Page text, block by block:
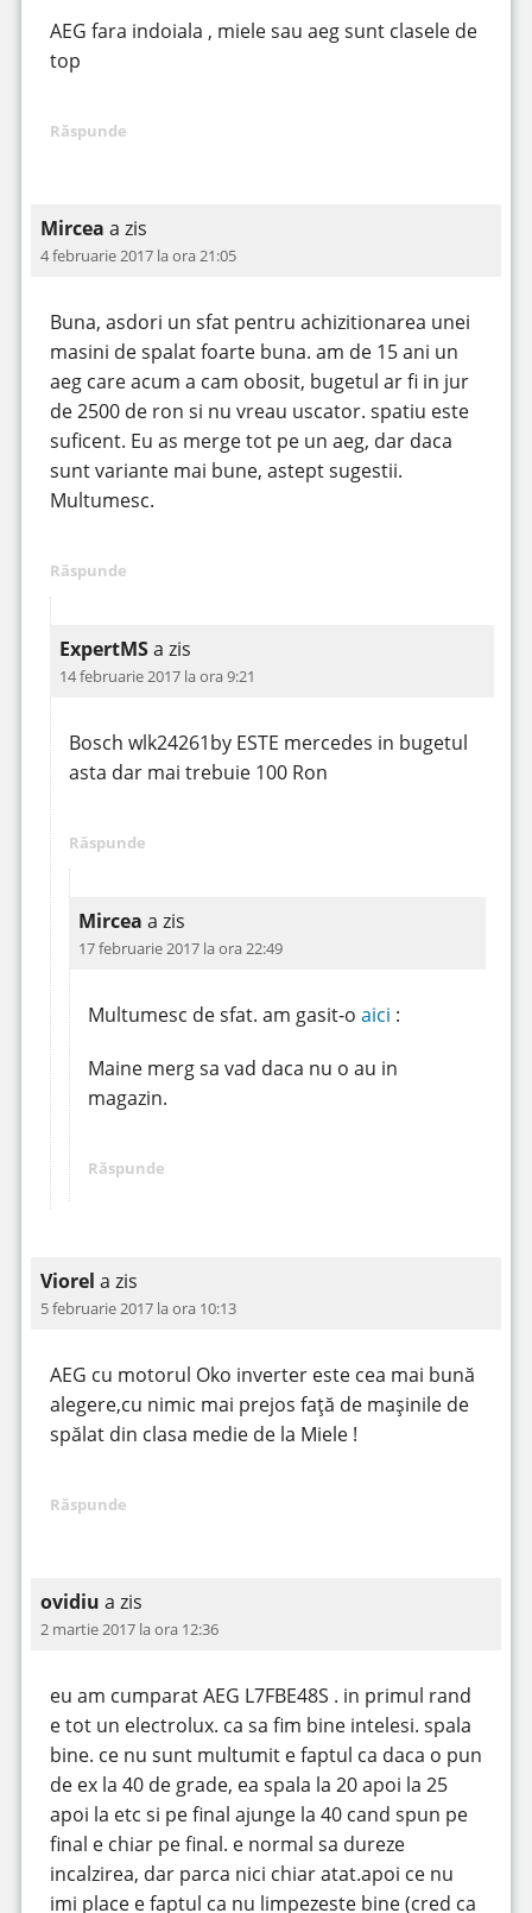
AEG fara indoiala , miele sau aeg sunt clasele de
top
Răspunde
Mircea a zis
4 februarie 2017 la ora 21:05
Buna, asdori un sfat pentru achizitionarea unei
masini de spalat foarte buna. am de 15 ani un
aeg care acum a cam obosit, bugetul ar fi in jur
de 2500 de ron si nu vreau uscator. spatiu este
suficent. Eu as merge tot pe un aeg, dar daca
sunt variante mai bune, astept sugestii.
Multumesc.
Răspunde
ExpertMSa zis
14 februarie 2017 la ora 9:21
Bosch wlk24261by ESTE mercedes in bugetul
asta dar mai trebuie 100 Ron
Răspunde
Mircea a zis
17 februarie 2017 la ora 22:49
Multumesc de sfat. am gasit-o aici :
Maine merg sa vad daca nu o au in
magazin.
Răspunde
Viorel a zis
5 februarie 2017 la ora 10:13
AEG cu motorul Oko inverter este cea mai bună
alegere,cu nimic mai prejos față de mașinile de
spălat din clasa medie de la Miele !
Răspunde
ovidiu a zis
2 martie 2017 la ora 12:36
eu am cumparat AEG L7FBE48S . in primul rand
e tot un electrolux. ca sa fim bine intelesi. spala
bine. ce nu sunt multumit e faptul ca daca o pun
de ex la 40 de grade, ea spala la 20 apoi la 25
apoi la etc si pe final ajunge la 40 cand spun pe
final e chiar pe final. e normal sa dureze
incalzirea, dar parca nici chiar atat.apoi ce nu
imi place e faptul ca nu limpezeste bine (cred ca